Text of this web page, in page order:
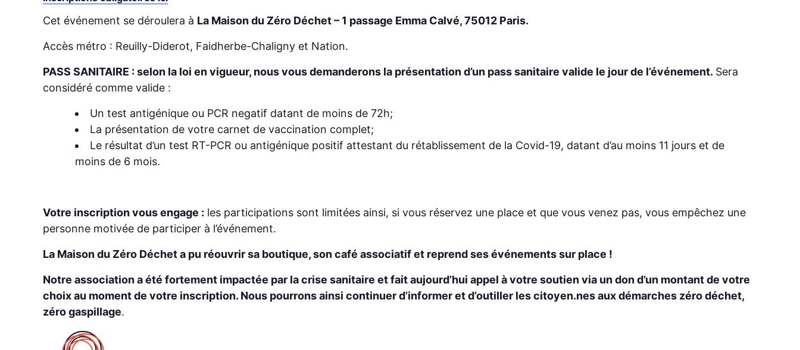
Cet événement se déroulera à La Maison du Zéro Déchet – 1 passage Emma Calvé, 75012 Paris.
Accès métro : Reuilly-Diderot, Faidherbe-Chaligny et Nation.
PASS SANITAIRE : selon la loi en vigueur, nous vous demanderons la présentation d’un pass sanitaire valide le jour de l’événement. Sera
considéré comme valide :
Un test antigénique ou PCR negatif datant de moins de 72h;
La présentation de votre carnet de vaccination complet;
Le résultat d’un test RT-PCR ou antigénique positif attestant du rétablissement de la Covid-19, datant d’au moins 11 jours et de
moins de 6 mois.
Votre inscription vous engage : les participations sont limitées ainsi, si vous réservez une place et que vous venez pas, vous empêchez une
personne motivée de participer à l’événement.
La Maison du Zéro Déchet a pu réouvrir sa boutique, son café associatif et reprend ses événements sur place !
Notre association a été fortement impactée par la crise sanitaire et fait aujourd’hui appel à votre soutien via un don d’un montant de votre
choix au moment de votre inscription. Nous pourrons ainsi continuer d’informer et d’outiller les citoyen.nes aux démarches zéro déchet,
zéro gaspillage.